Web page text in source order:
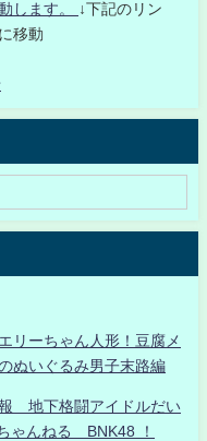
します。
↓下記のリン
移動
リーちゃん人形！豆腐メ
ぬいぐるみ男子末路編
地下格闘アイドルだい
ゃんねる BNK48 ！